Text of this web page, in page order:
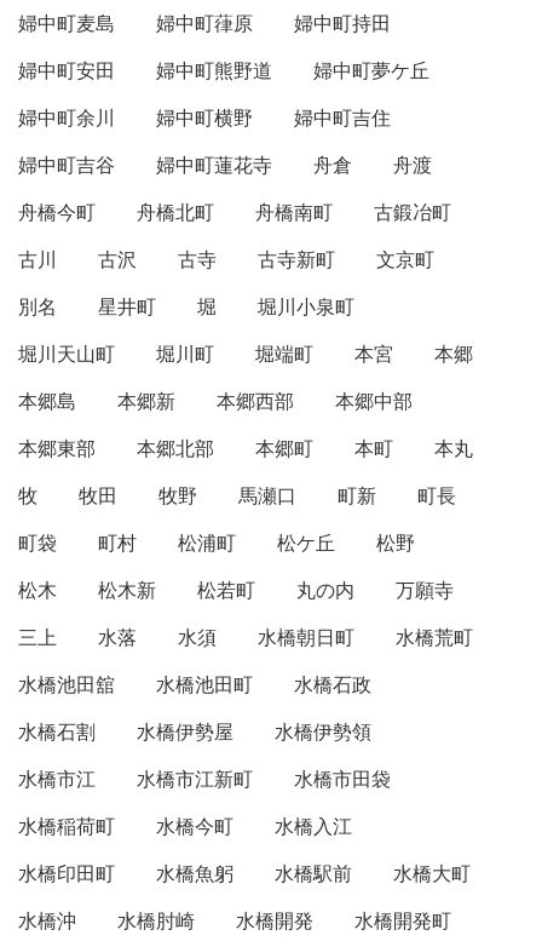
婦中町麦島
婦中町葎原
婦中町持田
婦中町安田
婦中町熊野道
婦中町夢ケ丘
婦中町余川
婦中町横野
婦中町吉住
婦中町吉谷
婦中町蓮花寺 舟倉
舟渡
舟橋今町
舟橋北町 舟橋南町
古鍛冶町
古川
古沢 古寺 古寺新町
文京町
別名
星井町 堀
堀川小泉町
堀川天山町
堀川町 堀端町 本宮
本郷
本郷島
本郷新 本郷西部
本郷中部
本郷東部
本郷北部 本郷町 本町
本丸
牧
牧田 牧野 馬瀬口 町新
町長
町袋
町村 松浦町 松ケ丘
松野
松木
松木新 松若町 丸の内
万願寺
三上
水落 水須 水橋朝日町
水橋荒町
水橋池田舘
水橋池田町
水橋石政
水橋石割
水橋伊勢屋
水橋伊勢領
水橋市江
水橋市江新町
水橋市田袋
水橋稲荷町
水橋今町
水橋入江
水橋印田町
水橋魚躬 水橋駅前
水橋大町
水橋沖
水橋肘崎 水橋開発
水橋開発町